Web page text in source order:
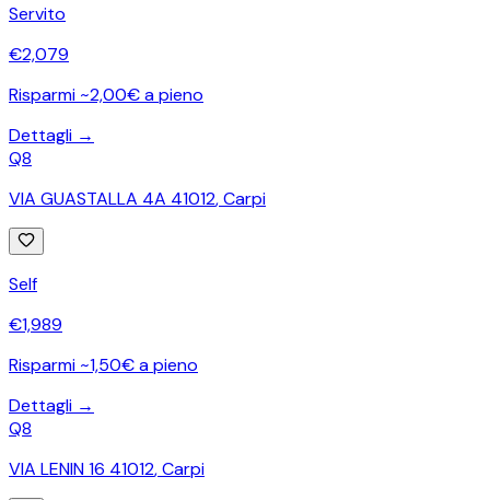
Servito
€2,079
Risparmi ~2,00€ a pieno
Dettagli →
Q8
VIA GUASTALLA 4A 41012,Carpi
Self
€1,989
Risparmi ~1,50€ a pieno
Dettagli →
Q8
VIA LENIN 16 41012,Carpi